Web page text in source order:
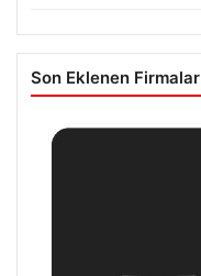
Son Eklenen Firmalar